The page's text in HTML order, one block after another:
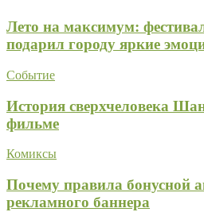
Лето на максимум:
подарил городу яркие
Событие
История сверхчеловека
фильме
Комиксы
Почему правила бонусной
рекламного баннера